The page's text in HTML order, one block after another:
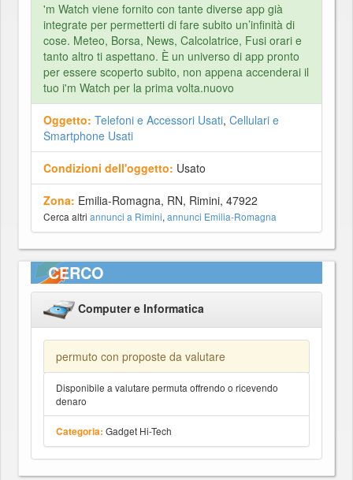
'm Watch viene fornito con tante diverse app già
integrate per permetterti di fare subito un’infinità di
cose. Meteo, Borsa, News, Calcolatrice, Fusi orari e
tanto altro ti aspettano. È un universo di app pronto
per essere scoperto subito, non appena accenderai il
tuo i'm Watch per la prima volta.nuovo
Oggetto: Telefoni e Accessori Usati, Cellulari e
Smartphone Usati
Condizioni dell'oggetto: Usato
Zona: Emilia-Romagna, RN, Rimini, 47922
Cerca altri annunci a Rimini, annunci Emilia-Romagna
CERCO
Computer e Informatica
permuto con proposte da valutare
Disponibile a valutare permuta offrendo o ricevendo
denaro
Categoria: Gadget Hi-Tech